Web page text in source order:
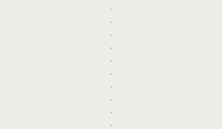
.
.
.
.
.
.
.
.
.
.